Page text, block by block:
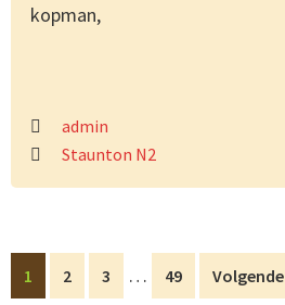
kopman,
admin
Staunton N2
Pagina
1 Pagina
2 Pagina
3
Interim
pagina's
… Pagina
49 Volgende